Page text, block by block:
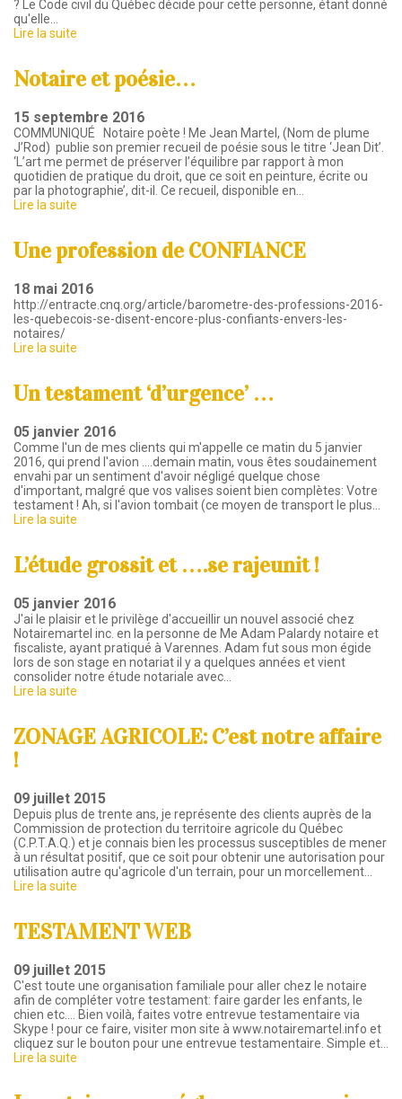
? Le Code civil du Québec décide pour cette personne, étant donné
qu'elle…
Lire la suite
Notaire et poésie…
15 septembre 2016
COMMUNIQUÉ Notaire poète ! Me Jean Martel, (Nom de plume
J’Rod) publie son premier recueil de poésie sous le titre ‘Jean Dit’.
‘L’art me permet de préserver l’équilibre par rapport à mon
quotidien de pratique du droit, que ce soit en peinture, écrite ou
par la photographie’, dit-il. Ce recueil, disponible en…
Lire la suite
Une profession de CONFIANCE
18 mai 2016
http://entracte.cnq.org/article/barometre-des-professions-2016-
les-quebecois-se-disent-encore-plus-confiants-envers-les-
notaires/
Lire la suite
Un testament ‘d’urgence’ …
05 janvier 2016
Comme l'un de mes clients qui m'appelle ce matin du 5 janvier
2016, qui prend l'avion ....demain matin, vous êtes soudainement
envahi par un sentiment d'avoir négligé quelque chose
d'important, malgré que vos valises soient bien complètes: Votre
testament ! Ah, si l'avion tombait (ce moyen de transport le plus…
Lire la suite
L’étude grossit et ….se rajeunit !
05 janvier 2016
J'ai le plaisir et le privilège d'accueillir un nouvel associé chez
Notairemartel inc. en la personne de Me Adam Palardy notaire et
fiscaliste, ayant pratiqué à Varennes. Adam fut sous mon égide
lors de son stage en notariat il y a quelques années et vient
consolider notre étude notariale avec…
Lire la suite
ZONAGE AGRICOLE: C’est notre affaire
!
09 juillet 2015
Depuis plus de trente ans, je représente des clients auprès de la
Commission de protection du territoire agricole du Québec
(C.P.T.A.Q.) et je connais bien les processus susceptibles de mener
à un résultat positif, que ce soit pour obtenir une autorisation pour
utilisation autre qu'agricole d'un terrain, pour un morcellement…
Lire la suite
TESTAMENT WEB
09 juillet 2015
C'est toute une organisation familiale pour aller chez le notaire
afin de compléter votre testament: faire garder les enfants, le
chien etc.... Bien voilà, faites votre entrevue testamentaire via
Skype ! pour ce faire, visiter mon site à www.notairemartel.info et
cliquez sur le bouton pour une entrevue testamentaire. Simple et…
Lire la suite